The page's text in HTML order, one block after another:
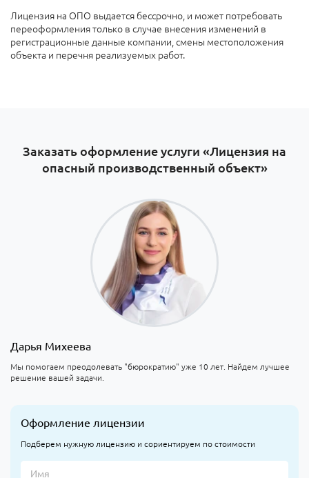
Лицензия на ОПО выдается бессрочно, и может потребовать
переоформления только в случае внесения изменений в
регистрационные данные компании, смены местоположения
объекта и перечня реализуемых работ.
Заказать оформление услуги «Лицензия на
опасный производственный объект»
Дарья Михеева
Мы помогаем преодолевать "бюрократию" уже 10 лет. Найдем лучшее
решение вашей задачи.
Оформление лицензии
Подберем нужную лицензию и сориентируем по стоимости